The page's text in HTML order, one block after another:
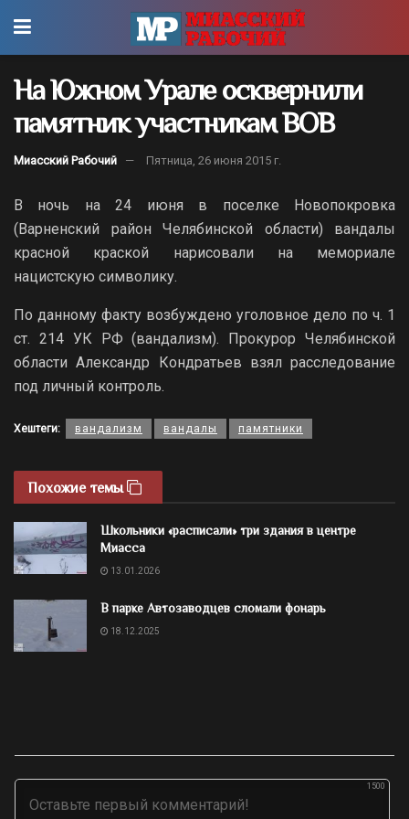
На Южном Урале осквернили
памятник участникам ВОВ
Миасский Рабочий Пятница, 26 июня 2015 г.
В ночь на 24 июня в поселке Новопокровка
(Варненский район Челябинской области) вандалы
красной краской нарисовали на мемориале
нацистскую символику.
По данному факту возбуждено уголовное дело по ч. 1
ст. 214 УК РФ (вандализм). Прокурор Челябинской
области Александр Кондратьев взял расследование
под личный контроль.
Хештеги: вандализм вандалы памятники
Похожие темы
Школьники «расписали» три здания в центре
Миасса
13.01.2026
В парке Автозаводцев сломали фонарь
18.12.2025
1500